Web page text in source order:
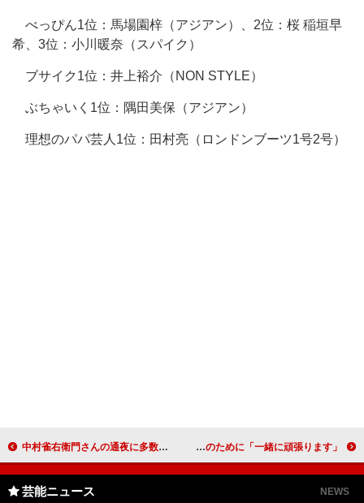
べっぴん1位：馬場園梓（アジアン）、2位：桜 稲垣早
希、3位：小川暖奈（スパイク）
ブサイク1位：井上裕介（NON STYLE）
ぶちゃいく1位：隅田美保（アジアン）
理想のパパ芸人1位：田村亮（ロンドンブーツ1号2号）
中村雀右衛門さんの通夜に多数の参列者 中村橋之助「すごくかわいがってくださった…」 福田萌、うわさの彼を応援「いつか１位に…」 男前ランキングのために「一緒に頑張ります」
芸能ニュース NEWS